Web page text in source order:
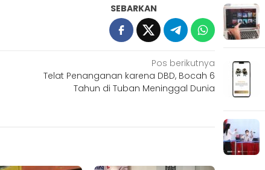
SEBARKAN
Pos berikutnya
Telat Penanganan karena DBD, Bocah 6
Tahun di Tuban Meninggal Dunia